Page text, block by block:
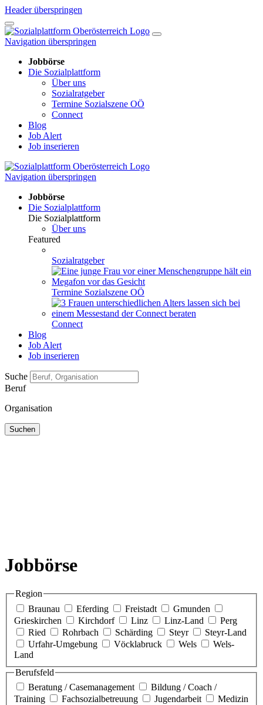
Header überspringen
Navigation überspringen
Jobbörse
Die Sozialplattform
Über uns
Sozialratgeber
Termine Sozialszene OÖ
Connect
Blog
Job Alert
Job inserieren
Navigation überspringen
Jobbörse
Die Sozialplattform
Die Sozialplattform
Über uns
Featured
Sozialratgeber
Termine Sozialszene OÖ
Connect
Blog
Job Alert
Job inserieren
Suche
Beruf
Organisation
Suchen
Jobbörse
Region
Braunau
Eferding Freistadt
Gmunden
Grieskirchen
Kirchdorf Linz Linz-Land
Perg
Ried
Rohrbach Schärding Steyr
Steyr-Land
Urfahr-Umgebung
Vöcklabruck Wels
Wels-
Land
Berufsfeld
Beratung / Casemanagement
Bildung / Coach /
Training
Fachsozialbetreuung Jugendarbeit
Medizin